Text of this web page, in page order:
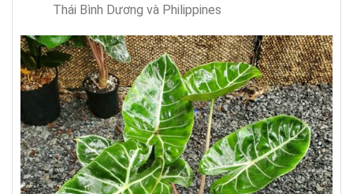
Thái Bình Dương và Philippines